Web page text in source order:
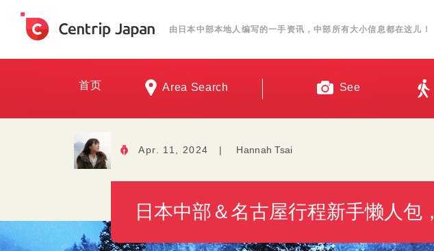
由日本中部本地人编写的一手资讯，中部所有大小信息都在这儿！
首页 Area Search See
Apr. 11, 2024 | Hannah Tsai
日本中部＆名古屋行程新手懒人包